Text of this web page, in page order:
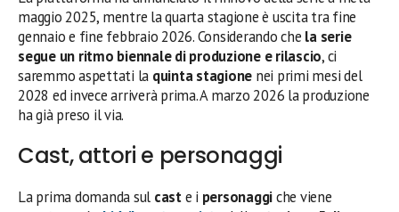
maggio 2025, mentre la quarta stagione è uscita tra fine
gennaio e fine febbraio 2026. Considerando che la serie
segue un ritmo biennale di produzione e rilascio, ci
saremmo aspettati la quinta stagione nei primi mesi del
2028 ed invece arriverà prima. A marzo 2026 la produzione
ha già preso il via.
Cast, attori e personaggi
La prima domanda sul caste i personaggiche viene